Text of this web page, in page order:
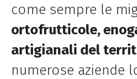
come sempre le
ortofrutticole,
artigianali del
numerose aziende